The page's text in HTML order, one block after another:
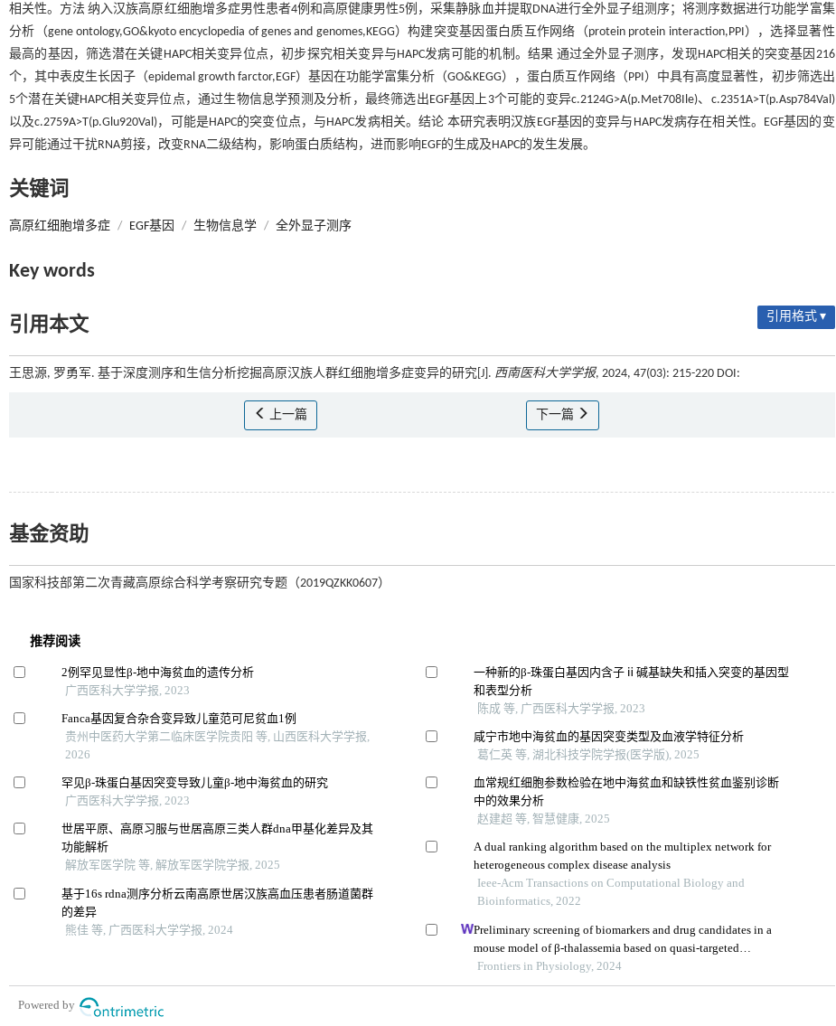
相关性。方法 纳入汉族高原红细胞增多症男性患者4例和高原健康男性5例，采集静脉血并提取DNA进行全外显子组测序；将测序数据进行功能学富集
分析（gene ontology,GO&kyoto encyclopedia of genes and genomes,KEGG）构建突变基因蛋白质互作网络（protein protein interaction,PPI），选择显著性
最高的基因，筛选潜在关键HAPC相关变异位点，初步探究相关变异与HAPC发病可能的机制。结果 通过全外显子测序，发现HAPC相关的突变基因216
个，其中表皮生长因子（epidemal growth farctor,EGF）基因在功能学富集分析（GO&KEGG），蛋白质互作网络（PPI）中具有高度显著性，初步筛选出
5个潜在关键HAPC相关变异位点，通过生物信息学预测及分析，最终筛选出EGF基因上3个可能的变异c.2124G>A(p.Met708Ile)、c.2351A>T(p.Asp784Val)
以及c.2759A>T(p.Glu920Val)，可能是HAPC的突变位点，与HAPC发病相关。结论 本研究表明汉族EGF基因的变异与HAPC发病存在相关性。EGF基因的变
异可能通过干扰RNA剪接，改变RNA二级结构，影响蛋白质结构，进而影响EGF的生成及HAPC的发生发展。
关键词
高原红细胞增多症 / EGF基因 / 生物信息学 / 全外显子测序
Key words
引用本文 引用格式 ▾
王思源, 罗勇军. 基于深度测序和生信分析挖掘高原汉族人群红细胞增多症变异的研究[J]. 西南医科大学学报, 2024, 47(03): 215-220 DOI:
上一篇 下一篇
基金资助
国家科技部第二次青藏高原综合科学考察研究专题（2019QZKK0607）